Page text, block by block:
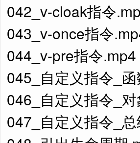
042_v-cloak指令
043_v-once指令
044_v-pre指令.mp4
045_自定义指令_
046_自定义指令_
047_自定义指令_